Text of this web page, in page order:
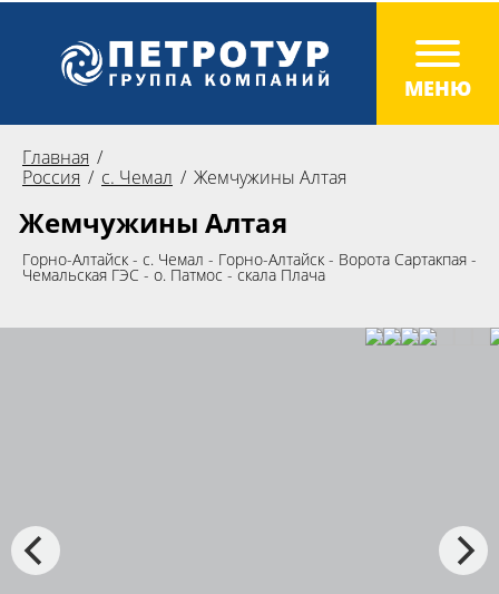
Главная
Россия
с. Чемал Жемчужины Алтая
Жемчужины Алтая
Горно-Алтайск - с. Чемал - Горно-Алтайск - Ворота Сартакпая -
Чемальская ГЭС - о. Патмос - скала Плача